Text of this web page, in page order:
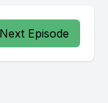
Next Episode